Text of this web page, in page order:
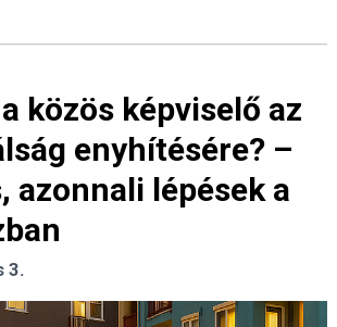
közös képviselő az
enyhítésére? –
azonnali lépések a
3.